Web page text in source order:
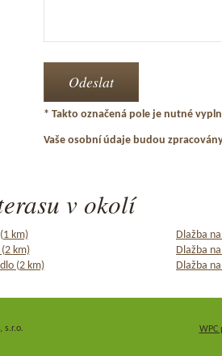
* Takto označená pole je nutné
Vaše osobní údaje budou
v okolí
km)
Dlažba
km)
Dlažba
(2 km)
Dlažba
WPC
s.r.o.